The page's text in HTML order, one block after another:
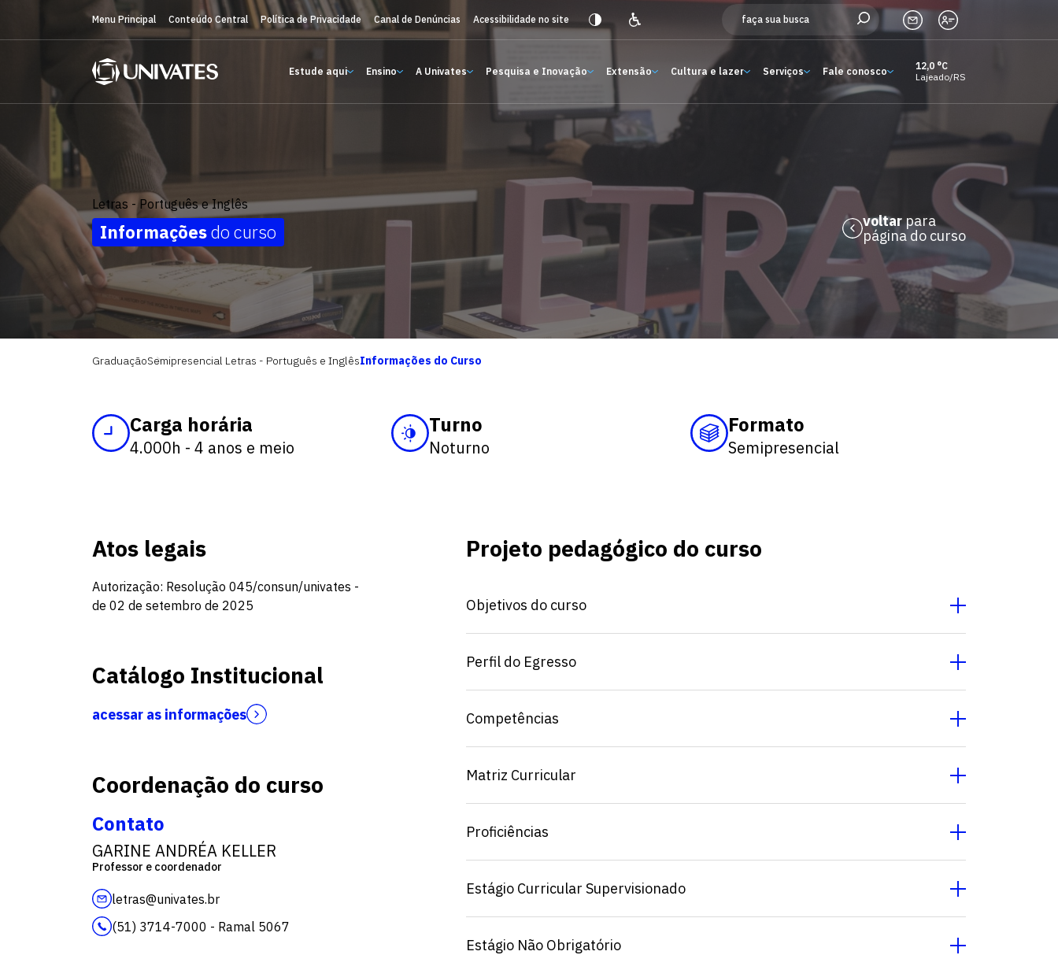
Menu Principal Conteúdo Central Política de Privacidade Canal de Denúncias Acessibilidade no site
Estude aqui Ensino A Univates Pesquisa e Inovação Extensão Cultura e lazer Serviços Fale conosco
12,0 °C
Lajeado/RS
Estude aqui
A Univates
Pesquisa e Inovação
Extensão
Cultura e lazer
Serviços
Letras - Português e Inglês
Informaçõesdo curso voltarpara
página do curso
GraduaçãoSemipresencial Letras - Português e InglêsInformações do Curso
Carga horária
4.000h - 4 anos e meio
Turno
Noturno
Formato
Semipresencial
Atos legais
Autorização: Resolução 045/consun/univates -
de 02 de setembro de 2025
Catálogo Institucional
acessar as informações
Coordenação do curso
Contato
GARINE ANDRÉA KELLER
Professor e coordenador
letras@univates.br
(51) 3714-7000 - Ramal 5067
Projeto pedagógico do curso
Objetivos do curso
Perfil do Egresso
Competências
Matriz Curricular
Proficiências
Estágio Curricular Supervisionado
Estágio Não Obrigatório